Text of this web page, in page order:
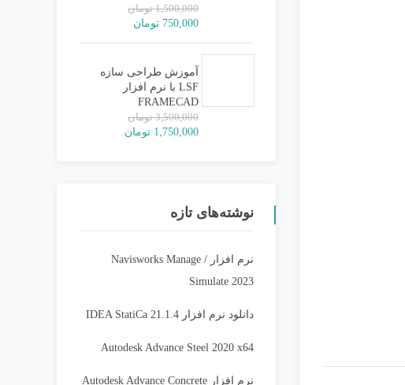
1,500,000 تومان
قیمت
بود.
750,000 تومانقیمت
آموزش طراحی سازه
LSF با نرم افزار
FRAMECAD
3,500,000 تومان
قیمت
1,750,000 تومانقیمت
نوشته‌های تازه
نرم افزار Navisworks Manage /
Simulate 2023
دانلود نرم افزار IDEA StatiCa 21.1.4
Autodesk Advance Steel 2020 x64
نرم افزار Autodesk Advance Concrete